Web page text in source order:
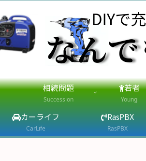
相続問題
Succession
若者
Young
カーライフ
CarLife
RasPBX
RasPBX